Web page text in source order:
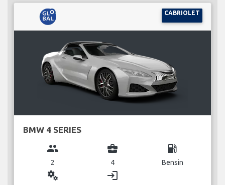
CABRIOLET
BMW 4 SERIES
group
2
business_center
4
local_gas_station
Bensin
miscellaneous_services login